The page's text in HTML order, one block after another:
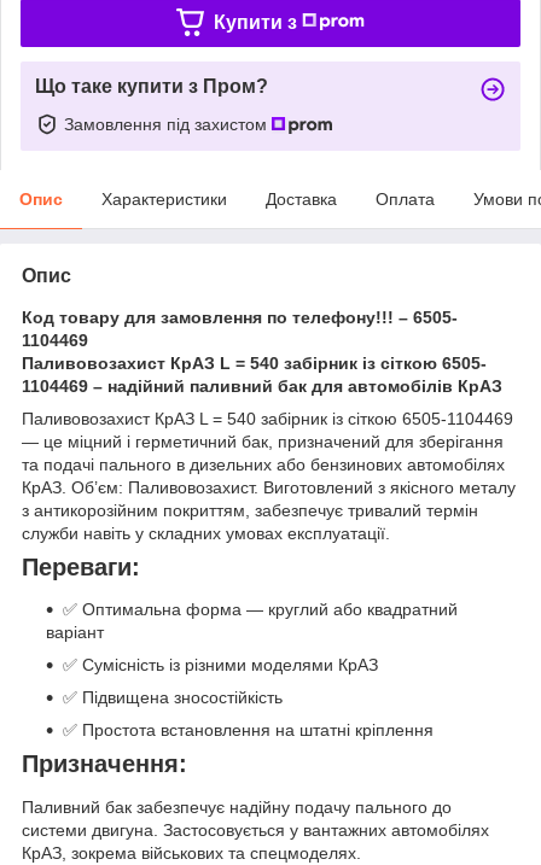
Купити з
Що таке купити з Пром?
Замовлення під захистом
Опис Характеристики Доставка Оплата Умови
Опис
Код товару для замовлення по телефону!!! – 6505-
1104469
Паливовозахист КрАЗ L = 540 забірник із сіткою 6505-
1104469 – надійний паливний бак для автомобілів КрАЗ
Паливовозахист КрАЗ L = 540 забірник із сіткою 6505-1104469
— це міцний і герметичний бак, призначений для зберігання
та подачі пального в дизельних або бензинових автомобілях
КрАЗ. Об’єм: Паливовозахист. Виготовлений з якісного металу
з антикорозійним покриттям, забезпечує тривалий термін
служби навіть у складних умовах експлуатації.
Переваги:
✅ Оптимальна форма — круглий або квадратний
варіант
✅ Сумісність із різними моделями КрАЗ
✅ Підвищена зносостійкість
✅ Простота встановлення на штатні кріплення
Призначення:
Паливний бак забезпечує надійну подачу пального до
системи двигуна. Застосовується у вантажних автомобілях
КрАЗ, зокрема військових та спецмоделях.